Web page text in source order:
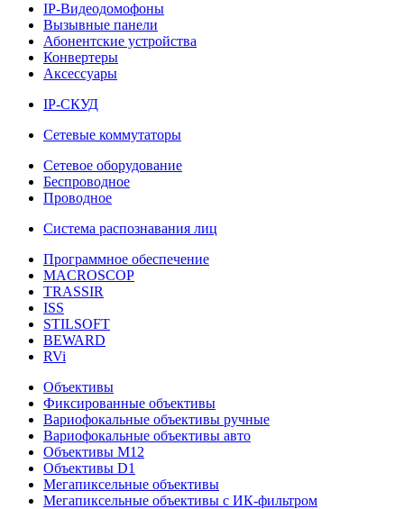
IP-Видеодомофоны
Вызывные панели
Абонентские устройства
Конвертеры
Аксессуары
IP-СКУД
Сетевые коммутаторы
Сетевое оборудование
Беспроводное
Проводное
Система распознавания лиц
Программное обеспечение
MACROSCOP
TRASSIR
ISS
STILSOFT
BEWARD
RVi
Объективы
Фиксированные объективы
Вариофокальные объективы ручные
Вариофокальные объективы авто
Объективы М12
Объективы D1
Мегапиксельные объективы
Мегапиксельные объективы с ИК-фильтром